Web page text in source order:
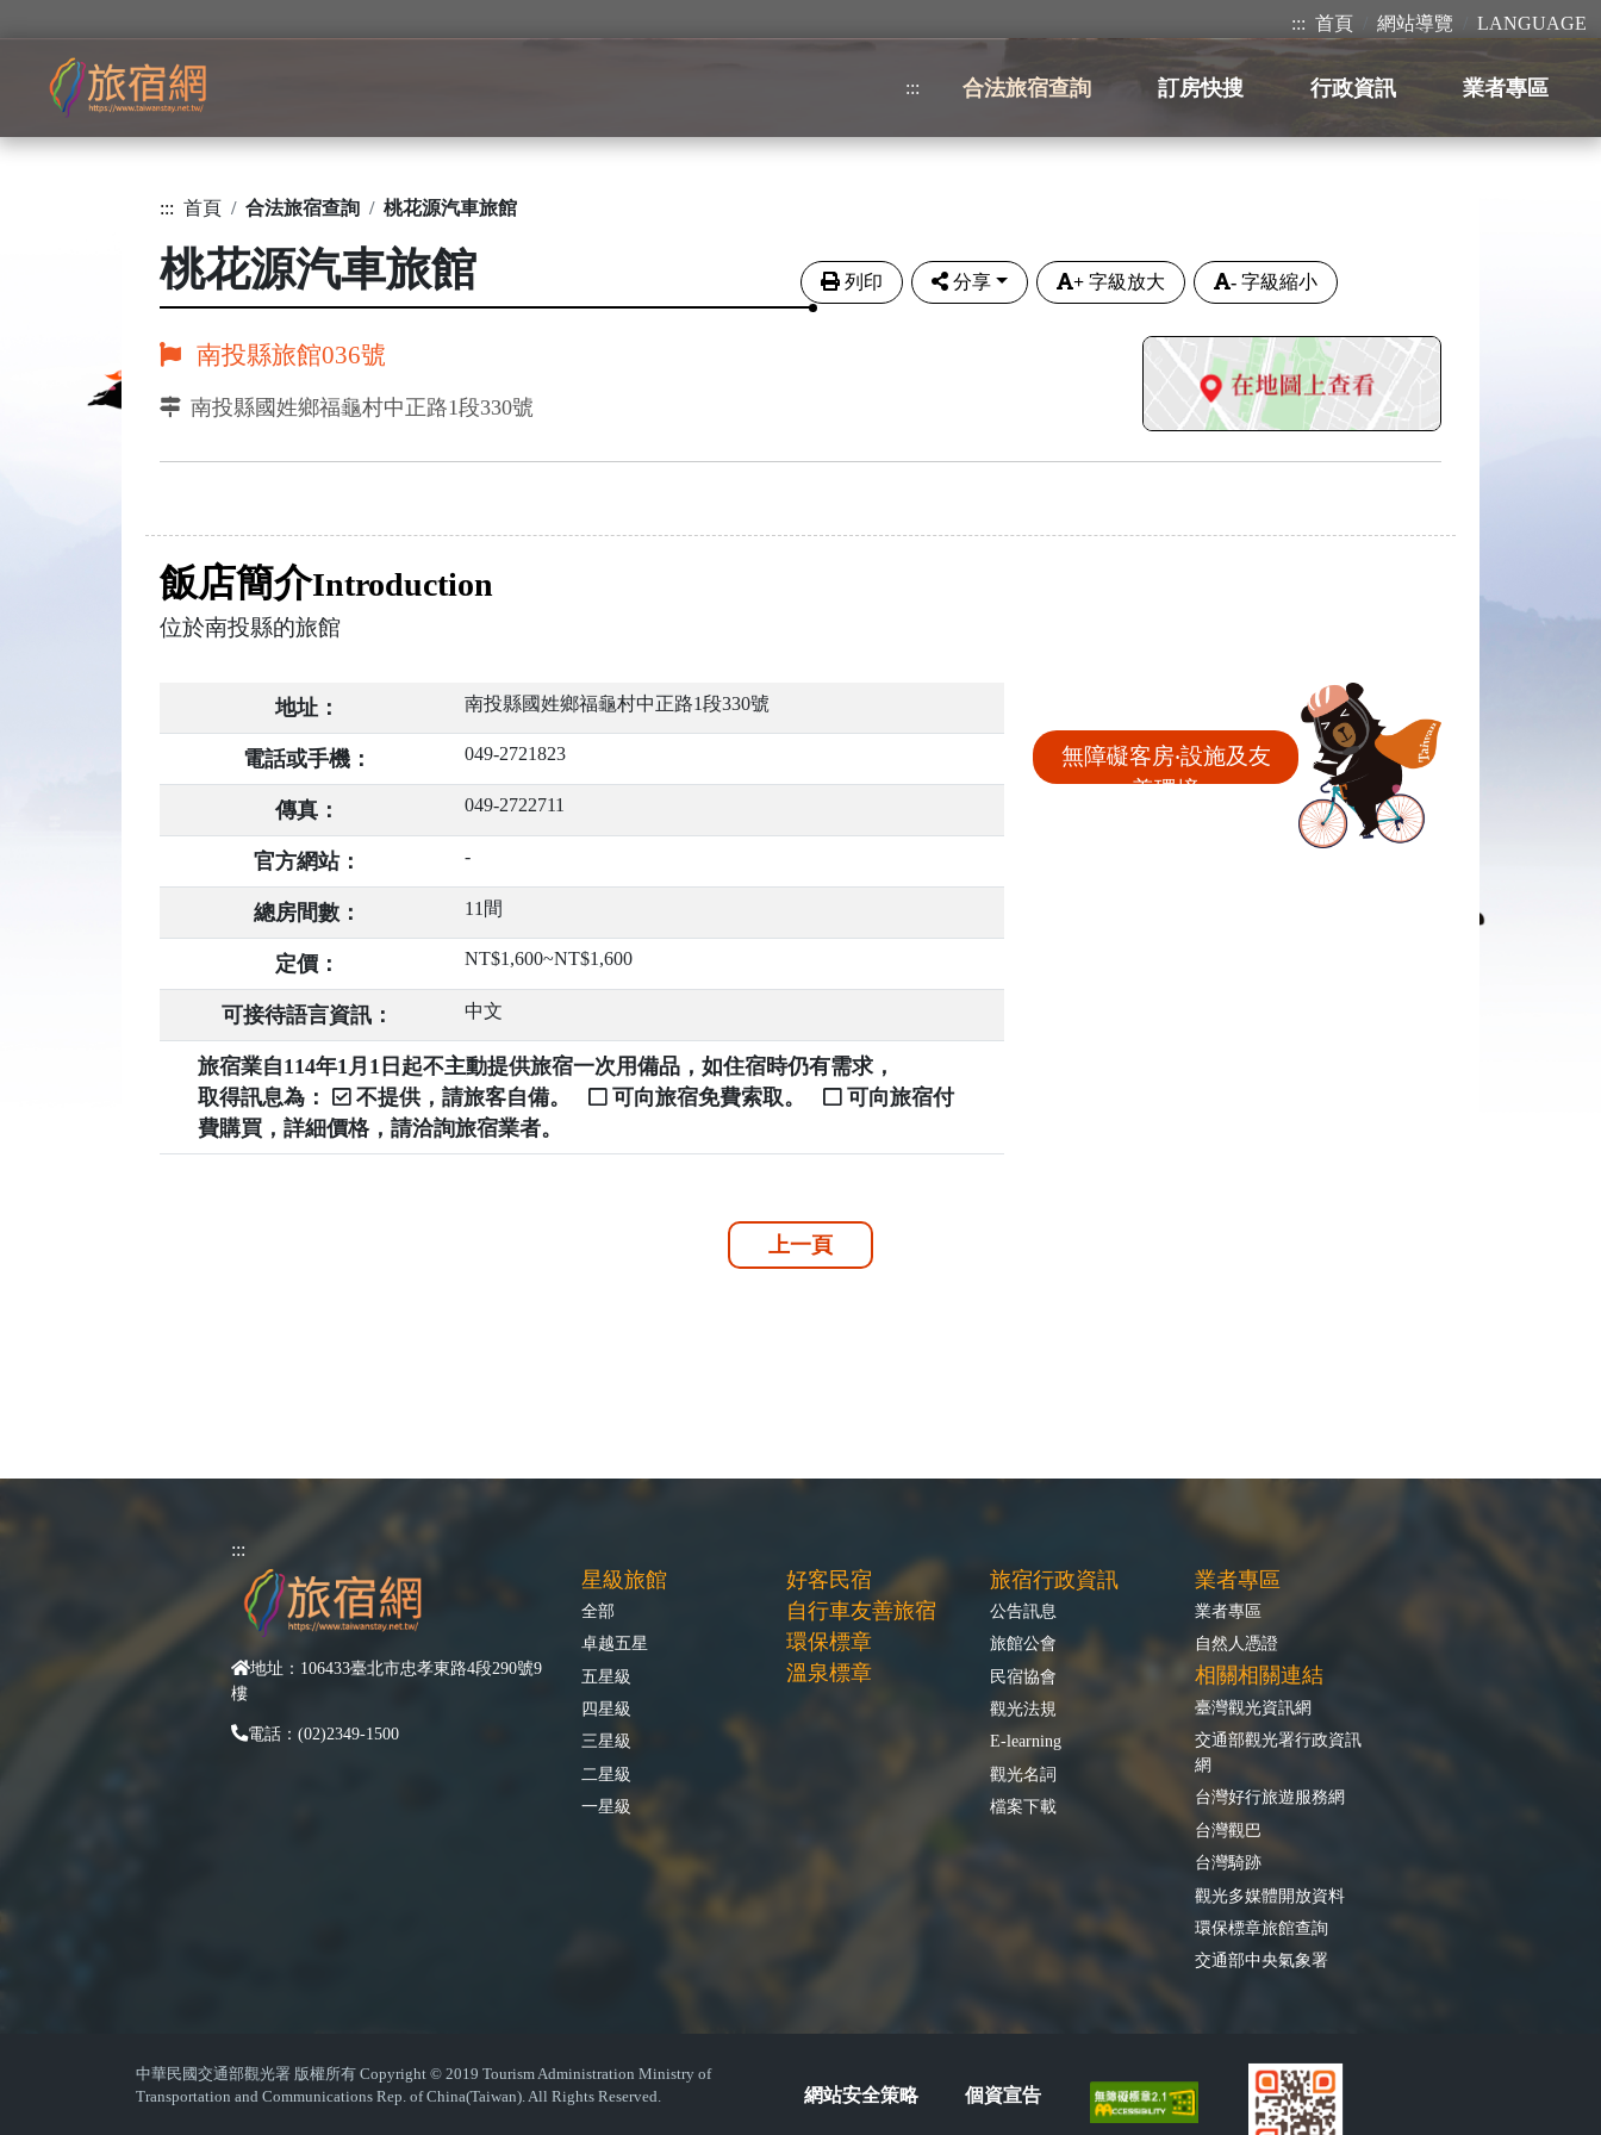
::: 首頁 網站導覽 LANGUAGE
::: 合法旅宿查詢 訂房快搜 行政資訊 業者專區
::: 首頁 合法旅宿查詢 桃花源汽車旅館
桃花源汽車旅館 列印 分享 + 字級放大 - 字級縮小
南投縣旅館036號
南投縣國姓鄉福龜村中正路1段330號
飯店簡介Introduction
位於南投縣的旅館
地址： 南投縣國姓鄉福龜村中正路1段330號
電話或手機： 049-2721823
傳真： 049-2722711
官方網站： -
總房間數： 11間
定價： NT$1,600~NT$1,600
可接待語言資訊： 中文
旅宿業自114年1月1日起不主動提供旅宿一次用備品，如住宿時仍有需求，
取得訊息為：
不提供，請旅客自備。 可向旅宿免費索取。
可向旅宿付
費購買，詳細價格，請洽詢旅宿業者。
無障礙客房‧設施及友
善環境
上一頁
:::
地址：106433臺北市忠孝東路4段290號9
樓
電話：(02)2349-1500
星級旅館
全部
卓越五星
五星級
四星級
三星級
二星級
一星級
好客民宿
自行車友善旅宿
環保標章
溫泉標章
旅宿行政資訊
公告訊息
旅館公會
民宿協會
觀光法規
E-learning
觀光名詞
檔案下載
業者專區
業者專區
自然人憑證
相關相關連結
臺灣觀光資訊網
交通部觀光署行政資訊
網
台灣好行旅遊服務網
台灣觀巴
台灣騎跡
觀光多媒體開放資料
環保標章旅館查詢
交通部中央氣象署
中華民國交通部觀光署 版權所有 Copyright © 2019 Tourism Administration Ministry of
Transportation and Communications Rep. of China(Taiwan). All Rights Reserved.
網站安全策略 個資宣告